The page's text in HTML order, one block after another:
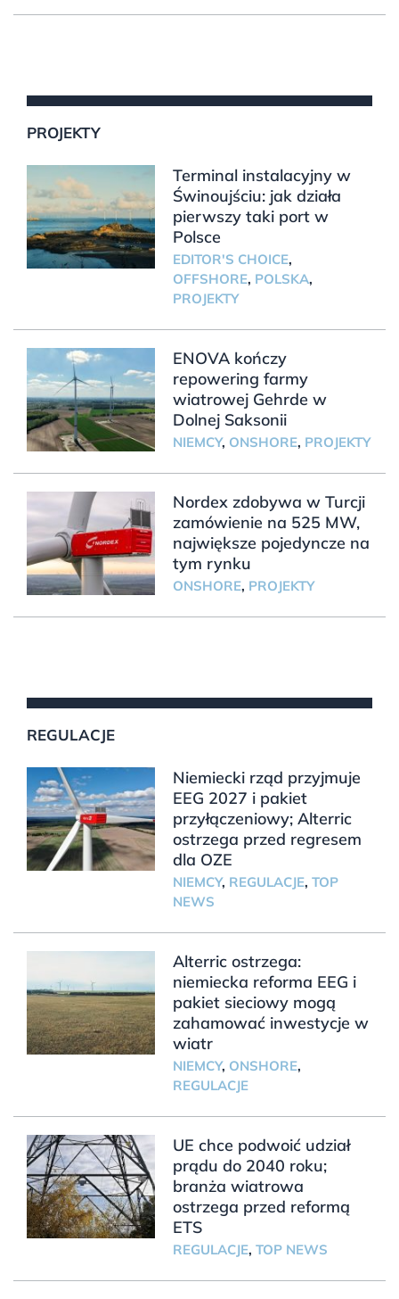
PROJEKTY
Terminal instalacyjny w
Świnoujściu: jak działa
pierwszy taki port w
Polsce
EDITOR'S CHOICE,
OFFSHORE, POLSKA,
PROJEKTY
ENOVA kończy
repowering farmy
wiatrowej Gehrde w
Dolnej Saksonii
NIEMCY, ONSHORE, PROJEKTY
Nordex zdobywa w Turcji
zamówienie na 525 MW,
największe pojedyncze na
tym rynku
ONSHORE, PROJEKTY
REGULACJE
Niemiecki rząd przyjmuje
EEG 2027 i pakiet
przyłączeniowy; Alterric
ostrzega przed regresem
dla OZE
NIEMCY, REGULACJE, TOP
NEWS
Alterric ostrzega:
niemiecka reforma EEG i
pakiet sieciowy mogą
zahamować inwestycje w
wiatr
NIEMCY, ONSHORE,
REGULACJE
UE chce podwoić udział
prądu do 2040 roku;
branża wiatrowa
ostrzega przed reformą
ETS
REGULACJE, TOP NEWS